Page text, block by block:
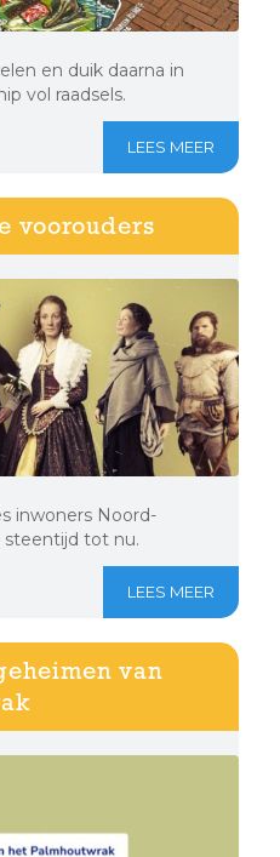
en duik daarna in
vol raadsels.
LEES MEER
voorouders
inwoners Noord-
steentijd tot nu.
LEES MEER
van